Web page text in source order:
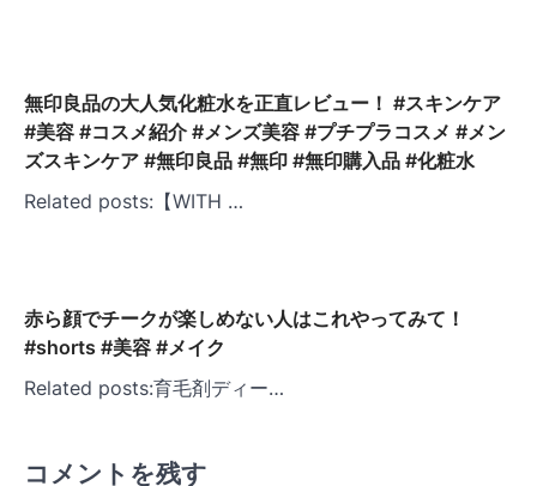
無印良品の大人気化粧水を正直レビュー！ #スキンケア
#美容 #コスメ紹介 #メンズ美容 #プチプラコスメ #メン
ズスキンケア #無印良品 #無印 #無印購入品 #化粧水
Related posts:【WITH …
赤ら顔でチークが楽しめない人はこれやってみて！
#shorts #美容 #メイク
Related posts:育毛剤ディー…
コメントを残す